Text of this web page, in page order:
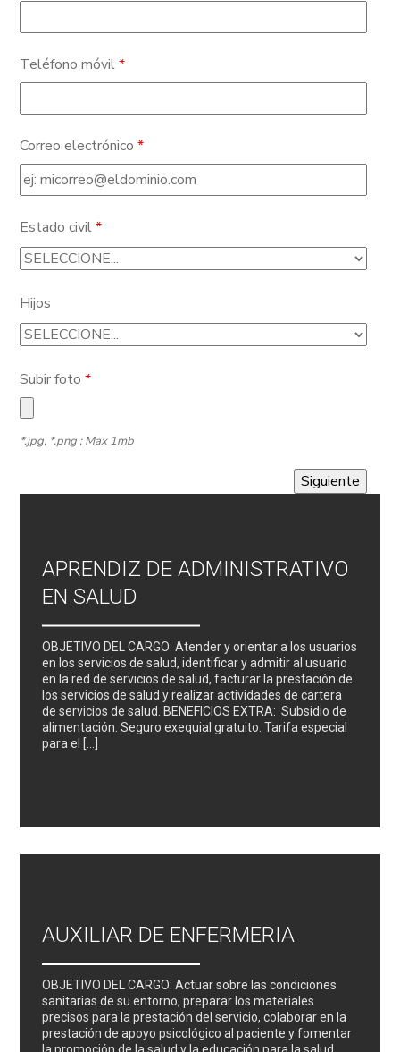
Teléfono móvil*
Correo electrónico*
Estado civil*
Hijos
Subir foto*
*.jpg, *.png ; Max 1mb
APRENDIZ DE ADMINISTRATIVO
EN SALUD
OBJETIVO DEL CARGO: Atender y orientar a los usuarios
en los servicios de salud, identificar y admitir al usuario
en la red de servicios de salud, facturar la prestación de
los servicios de salud y realizar actividades de cartera
de servicios de salud. BENEFICIOS EXTRA: Subsidio de
alimentación. Seguro exequial gratuito. Tarifa especial
para el […]
AUXILIAR DE ENFERMERIA
OBJETIVO DEL CARGO: Actuar sobre las condiciones
sanitarias de su entorno, preparar los materiales
precisos para la prestación del servicio, colaborar en la
prestación de apoyo psicológico al paciente y fomentar
la promoción de la salud y la educación para la salud,